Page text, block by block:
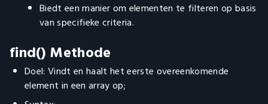
Biedt een manier om elementen te filteren op basis
van specifieke criteria.
find() Methode
Doel: Vindt en haalt het eerste overeenkomende
element in een array op;